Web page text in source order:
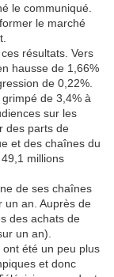
le communiqué.
le marché
résultats. Vers
hausse de 1,66%
de 0,22%.
de 3,4% à
sur les
des parts de
et des chaînes du
millions
de ses chaînes
un an. Auprès de
des achats de
un an).
été un peu plus
et donc